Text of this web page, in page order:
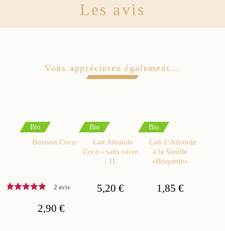
Les avis
Vous apprécierez également...
Bio
Boisson Coco
2 avis
2,90 €
Bio
Lait Amande
Coco - sans sucre
- 1L
5,20 €
Bio
Lait d’Amande
à la Vanille
«Briquette»
1,85 €